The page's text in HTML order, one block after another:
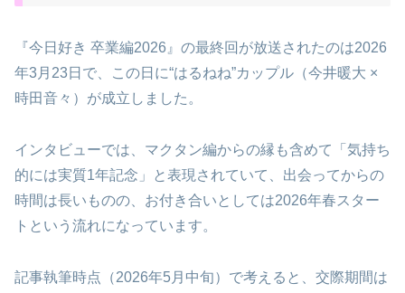
『今日好き 卒業編2026』の最終回が放送されたのは2026
年3月23日で、この日に“はるねね”カップル（今井暖大 ×
時田音々）が成立しました。
インタビューでは、マクタン編からの縁も含めて「気持ち
的には実質1年記念」と表現されていて、出会ってからの
時間は長いものの、お付き合いとしては2026年春スター
トという流れになっています。
記事執筆時点（2026年5月中旬）で考えると、交際期間は